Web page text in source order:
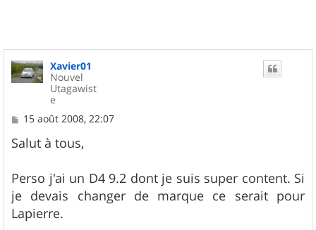
Xavier01
Nouvel
Utagawist
e
M
s
s
g
e
15 août 2008, 22:07
Salut à tous,
Perso j'ai un D4 9.2 dont je suis super content. Si
je devais changer de marque ce serait pour
Lapierre.